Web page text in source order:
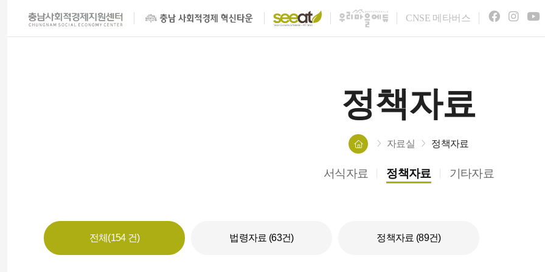
CNSE 메타버스
정책자료
자료실 정책자료
서식자료 정책자료 기타자료
전체(154 건) 법령자료 (63건) 정책자료 (89건)